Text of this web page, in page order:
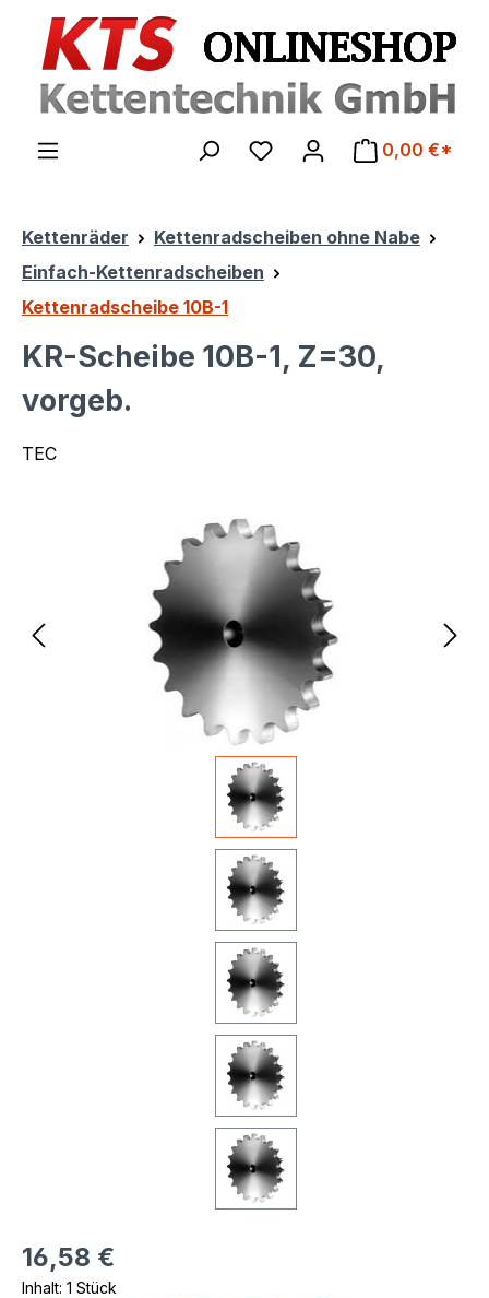
Zum Hauptinhalt springen
0,00 €*
Kettenräder
Kettenradscheiben ohne Nabe
Einfach-Kettenradscheiben
Kettenradscheibe 10B-1
KR-Scheibe 10B-1, Z=30,
vorgeb.
TEC
Bildergalerie überspringen
Regulärer Preis:
16,58 €
Inhalt: 1 Stück